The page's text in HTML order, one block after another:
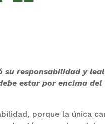
su responsabilidad y
estar por encima del
porque la única